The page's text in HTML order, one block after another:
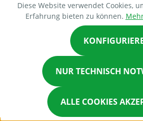
DETAILS
Bestellanfrage
Diese Website verwendet Cookies,
Erfahrung bieten zu können.
NUR TECHNISCH
ALLE COOKIES